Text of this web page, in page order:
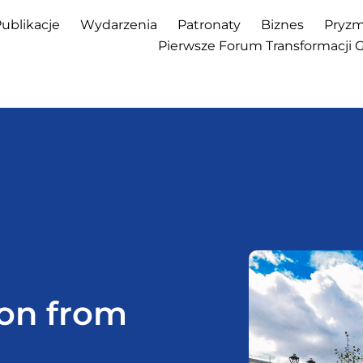
Wydarzenia Patronaty Biznes
Pierwsze Forum Transformacji
from